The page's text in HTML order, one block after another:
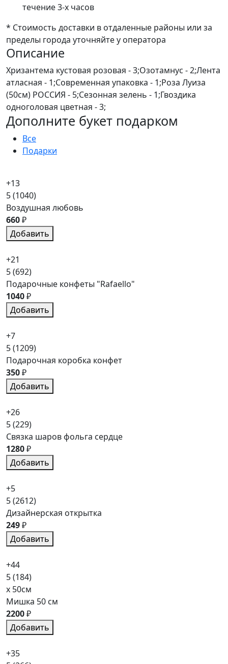
течение 3-х часов
* Стоимость доставки в отдаленные районы или за
пределы города уточняйте у оператора
Описание
Хризантема кустовая розовая - 3;Озотамнус - 2;Лента
атласная - 1;Современная упаковка - 1;Роза Луиза
(50см) РОССИЯ - 5;Сезонная зелень - 1;Гвоздика
одноголовая цветная - 3;
Дополните букет подарком
Все
Подарки
+13
5(1040)
Воздушная любовь
660₽
Добавить
+21
5(692)
Подарочные конфеты "Rafaello"
1040₽
Добавить
+7
5(1209)
Подарочная коробка конфет
350₽
Добавить
+26
5(229)
Связка шаров фольга сердце
1280₽
Добавить
+5
5(2612)
Дизайнерская открытка
249₽
Добавить
+44
5(184)
x 50см
Мишка 50 см
2200₽
Добавить
+35